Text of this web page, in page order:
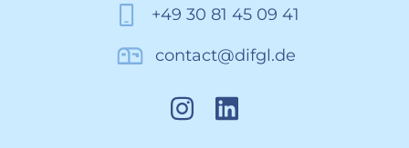
+49 30 81 45 09 41
contact@difgl.de